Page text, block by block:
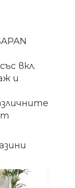
вкл.
и